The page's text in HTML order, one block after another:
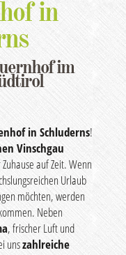
in
im
in Schluderns!
Vinschgau
auf Zeit. Wenn
Urlaub
möchten, werden
Neben
, frischer Luft und
unszahlreiche